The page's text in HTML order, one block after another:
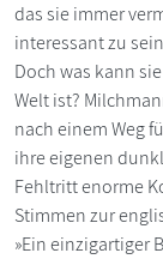
das sie immer
interessant zu
Doch was kann
Welt ist?
nach einem Weg
ihre eigenen
Fehltritt enorme
Stimmen zur
»Ein einzigartiger